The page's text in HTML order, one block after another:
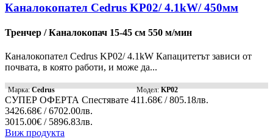
Каналокопател Cedrus KP02/ 4.1kW/ 450мм
Тренчер / Каналокопач 15-45 см 550 м/мин
Каналокопател Cedrus KP02/ 4.1kW Капацитетът зависи от
почвата, в която работи, и може да...
Марка:Cedrus Модел:KP02
СУПЕР ОФЕРТА Спестявате 411.68€ / 805.18лв.
3426.68€ / 6702.00лв.
3015.00€ / 5896.83лв.
Виж продукта